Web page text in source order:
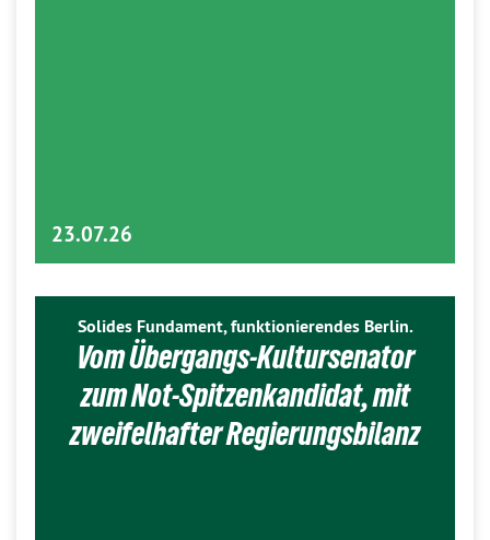
23.07.26
Solides Fundament, funktionierendes Berlin.
Vom Übergangs-Kultursenator
zum Not-Spitzenkandidat, mit
zweifelhafter Regierungsbilanz